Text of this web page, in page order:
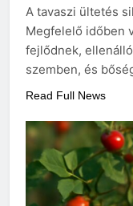
A tavaszi ültetés
Megfelelő időben
fejlődnek,
szemben, és
Read Full News